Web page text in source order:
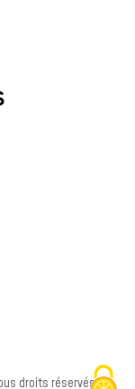
droits réservés